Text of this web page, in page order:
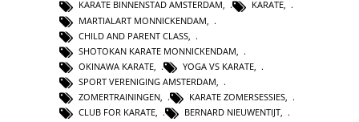
KARATE BINNENSTAD AMSTERDAM, KARATE,
MARTIALART MONNICKENDAM
CHILD AND PARENT CLASS
SHOTOKAN KARATE MONNICKENDAM
OKINAWA KARATE
YOGA VS KARATE
SPORT VERENIGING AMSTERDAM
ZOMERTRAININGEN
KARATE ZOMERSESSIES
CLUB FOR KARATE
BERNARD NIEUWENTIJT